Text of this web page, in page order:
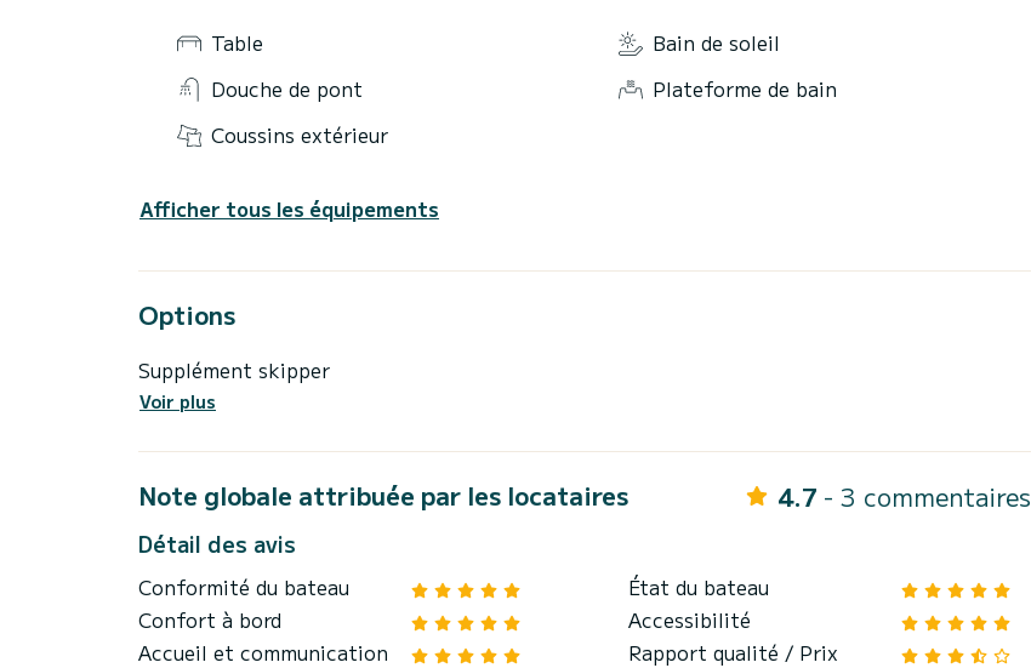
Table
Bain de soleil
Douche de pont
Plateforme de bain
Coussins extérieur
Afficher tous les équipements
Options
Supplément skipper
Voir plus
Note globale attribuée par les locataires 4.7 - 3 commentaires
Détail des avis
Conformité du bateau
État du bateau
Confort à bord
Accessibilité
Accueil et communication
Rapport qualité / Prix